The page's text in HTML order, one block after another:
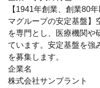
【1941年創業、創業80
マグループの安定基盤】
を専門とし、医療機関や
ています。安定基盤を強
を募集します。
企業名
株式会社サンプラント